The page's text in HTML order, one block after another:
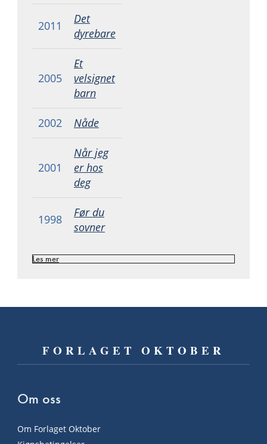
2011
Det
dyrebare
2005
Et
velsignet
barn
2002 Nåde
2001
Når jeg
er hos
deg
1998
Før du
sovner
Les mer
FORLAGET OKTOBER
Om oss
Om Forlaget Oktober